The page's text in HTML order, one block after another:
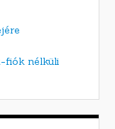
fiók nélküli